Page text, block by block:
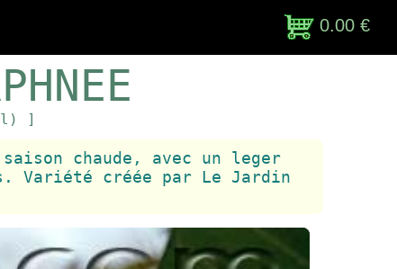
0.00 €
]
chaude, avec un leger
Variété créée par Le Jardin